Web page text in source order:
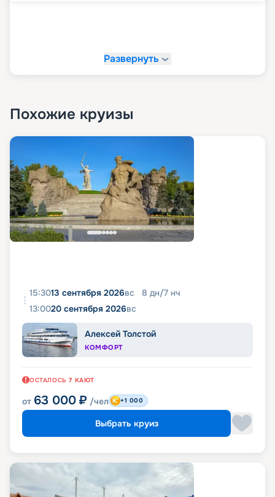
Развернуть
Похожие круизы
15:3013 сентября 2026вс 8 дн/7 нч
13:0020 сентября 2026вс
Алексей Толстой
КОМФОРТ
ОСТАЛОСЬ 7 КАЮТ
от 63 000 ₽ /чел +1 000
Выбрать круиз